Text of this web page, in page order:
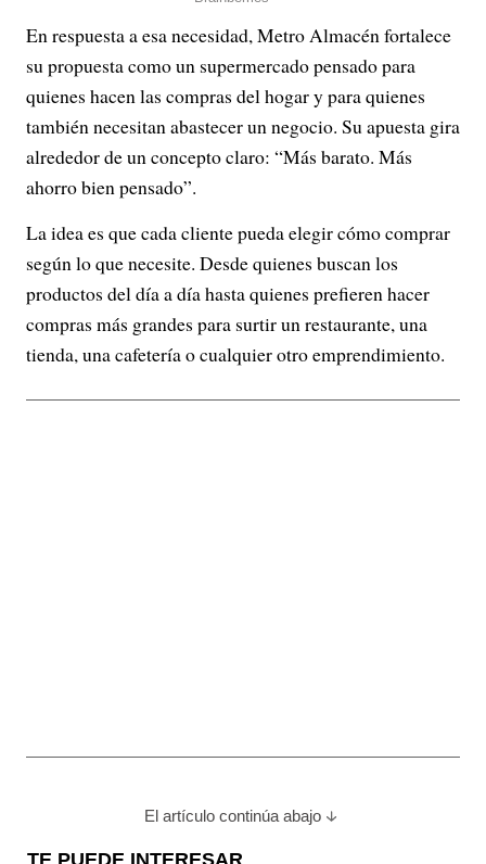
En respuesta a esa necesidad, Metro Almacén fortalece
su propuesta como un supermercado pensado para
quienes hacen las compras del hogar y para quienes
también necesitan abastecer un negocio. Su apuesta gira
alrededor de un concepto claro: “Más barato. Más
ahorro bien pensado”.
La idea es que cada cliente pueda elegir cómo comprar
según lo que necesite. Desde quienes buscan los
productos del día a día hasta quienes prefieren hacer
compras más grandes para surtir un restaurante, una
tienda, una cafetería o cualquier otro emprendimiento.
El artículo continúa abajo
TE PUEDE INTERESAR